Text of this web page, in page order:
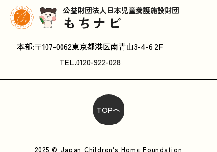
公益財団法人日本児童養護施設財団
もちナビ
本部:〒107-0062東京都港区南青山3-4-6 2F
TEL.0120-922-028
TOPへ
2025 © Japan Children’s Home Foundation